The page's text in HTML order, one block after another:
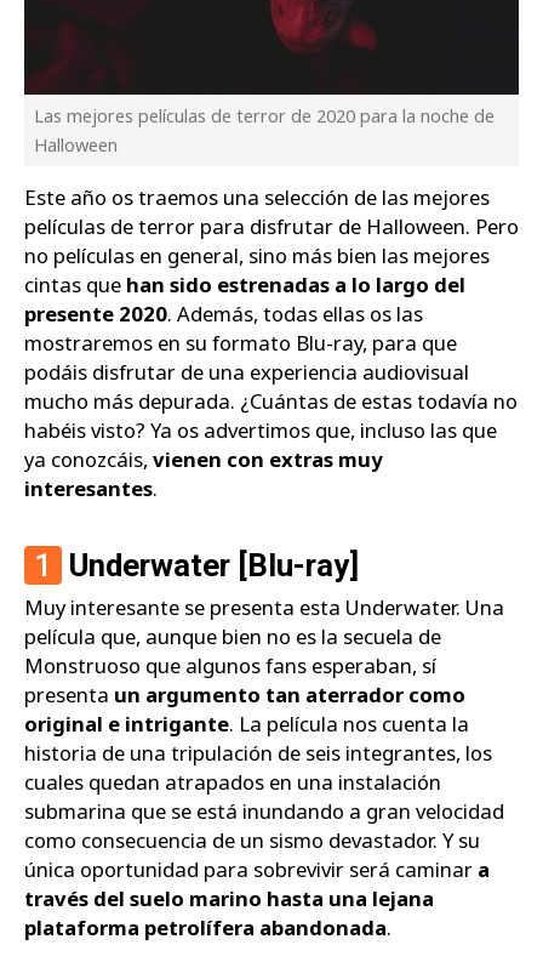
Las mejores películas de terror de 2020 para la noche de
Halloween
Este año os traemos una selección de las mejores
películas de terror para disfrutar de Halloween. Pero
no películas en general, sino más bien las mejores
cintas que han sido estrenadas a lo largo del
presente 2020. Además, todas ellas os las
mostraremos en su formato Blu-ray, para que
podáis disfrutar de una experiencia audiovisual
mucho más depurada. ¿Cuántas de estas todavía no
habéis visto? Ya os advertimos que, incluso las que
ya conozcáis, vienen con extras muy
interesantes.
1 Underwater [Blu-ray]
Muy interesante se presenta esta Underwater. Una
película que, aunque bien no es la secuela de
Monstruoso que algunos fans esperaban, sí
presenta un argumento tan aterrador como
original e intrigante. La película nos cuenta la
historia de una tripulación de seis integrantes, los
cuales quedan atrapados en una instalación
submarina que se está inundando a gran velocidad
como consecuencia de un sismo devastador. Y su
única oportunidad para sobrevivir será caminar a
través del suelo marino hasta una lejana
plataforma petrolífera abandonada.